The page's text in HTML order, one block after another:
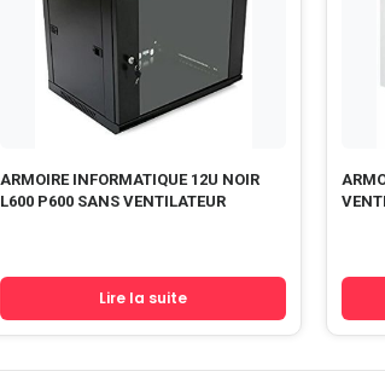
ARMOIRE INFORMATIQUE 12U NOIR
L600 P600 SANS VENTILATEUR
Lire la suite